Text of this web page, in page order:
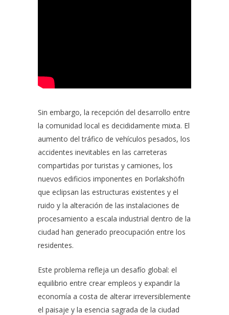
Sin embargo, la recepción del desarrollo entre
la comunidad local es decididamente mixta. El
aumento del tráfico de vehículos pesados, los
accidentes inevitables en las carreteras
compartidas por turistas y camiones, los
nuevos edificios imponentes en Þorlakshöfn
que eclipsan las estructuras existentes y el
ruido y la alteración de las instalaciones de
procesamiento a escala industrial dentro de la
ciudad han generado preocupación entre los
residentes.
Este problema refleja un desafío global: el
equilibrio entre crear empleos y expandir la
economía a costa de alterar irreversiblemente
el paisaje y la esencia sagrada de la ciudad